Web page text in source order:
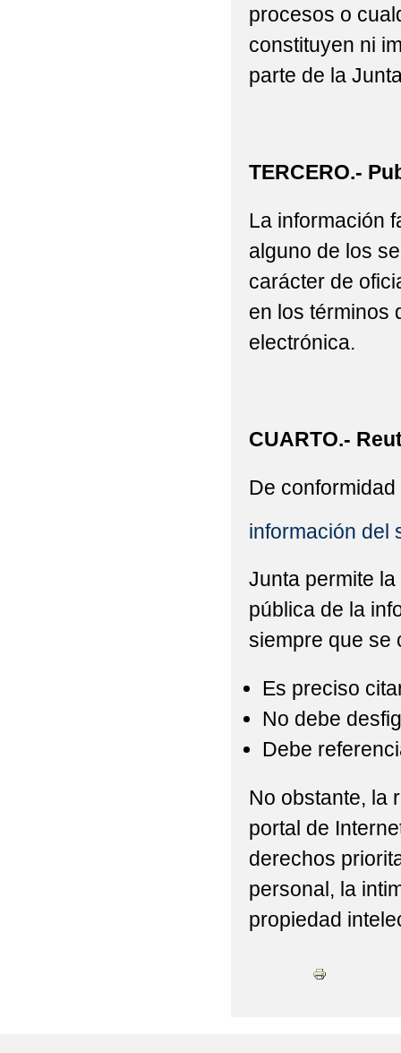
procesos o
constituyen ni
parte de la
TERCERO.-
La información
alguno de los
carácter de
en los términos
electrónica.
CUARTO.-
De
información del
Junta permite
pública de la
siempre que se
Es preciso
No debe
Debe
No obstante, la
portal de
derechos
personal, la
propiedad